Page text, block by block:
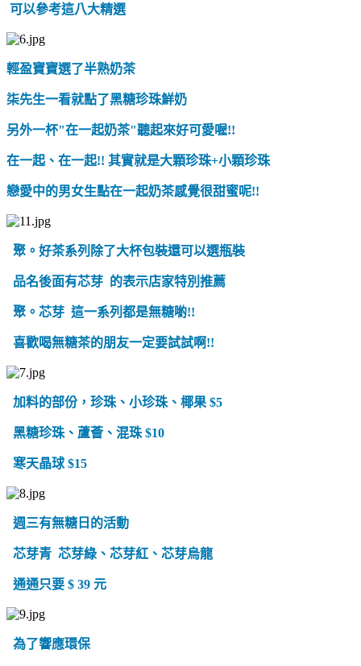
可以參考這八大精選
輕盈寶寶選了半熟奶茶
柒先生一看就點了黑糖珍珠鮮奶
另外一杯"在一起奶茶"聽起來好可愛喔!!
在一起、在一起!! 其實就是大顆珍珠+小顆珍珠
戀愛中的男女生點在一起奶茶感覺很甜蜜呢!!
聚。好茶系列除了大杯包裝還可以選瓶裝
品名後面有芯芽 的表示店家特別推薦
聚。芯芽 這一系列都是無糖喲!!
喜歡喝無糖茶的朋友一定要試試啊!!
加料的部份，珍珠、小珍珠、椰果 $5
黑糖珍珠、蘆薈、混珠 $10
寒天晶球 $15
週三有無糖日的活動
芯芽青 芯芽綠、芯芽紅、芯芽烏龍
通通只要 $ 39 元
為了響應環保